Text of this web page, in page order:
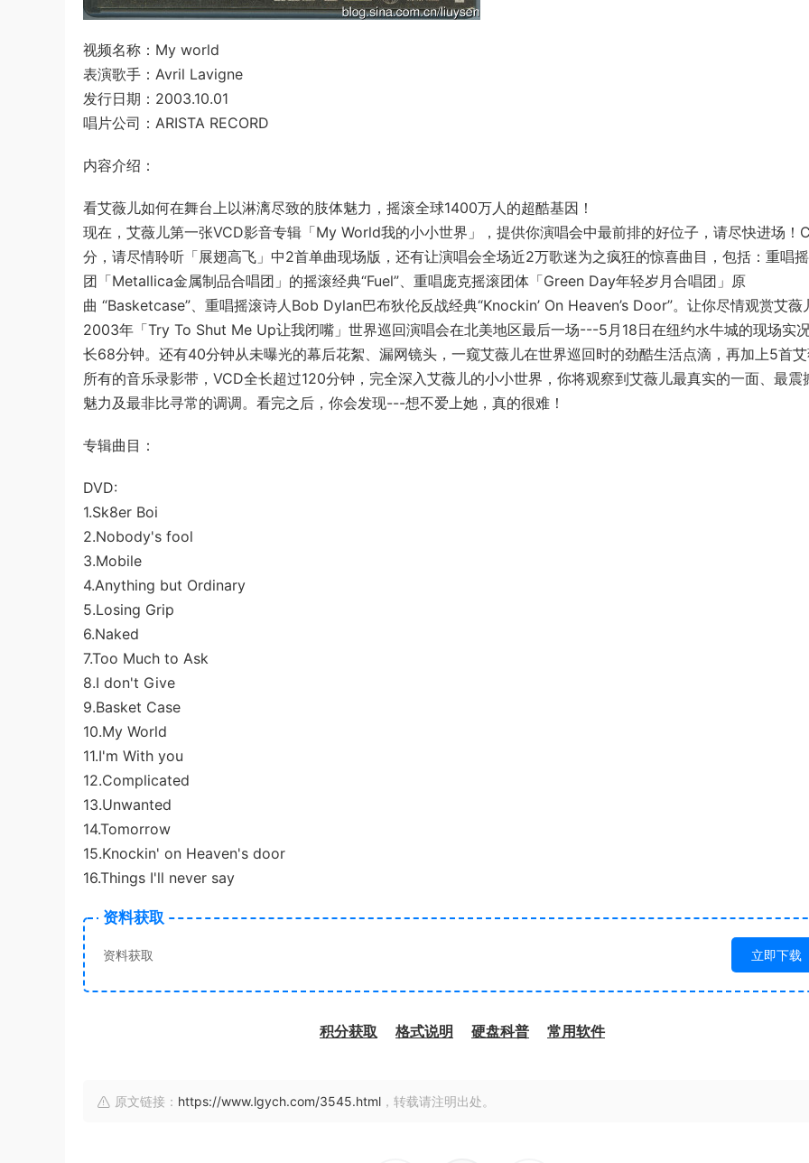
视频名称：My world
表演歌手：Avril Lavigne
发行日期：2003.10.01
唱片公司：ARISTA RECORD
内容介绍：
看艾薇儿如何在舞台上以淋漓尽致的肢体魅力，摇滚全球1400万人的超酷基因！
现在，艾薇儿第一张VCD影音专辑「My World我的小小世界」，提供你演唱会中最前排的好位子，请尽快进场！
分，请尽情聆听「展翅高飞」中2首单曲现场版，还有让演唱会全场近2万歌迷为之疯狂的惊喜曲目，包括：重唱
团「Metallica金属制品合唱团」的摇滚经典“Fuel”、重唱庞克摇滚团体「Green Day年轻岁月合唱团」原
曲 “Basketcase”、重唱摇滚诗人Bob Dylan巴布狄伦反战经典“Knockin’ On Heaven’s Door”。让你尽情观赏艾薇
2003年「Try To Shut Me Up让我闭嘴」世界巡回演唱会在北美地区最后一场---5月18日在纽约水牛城的现场实
长68分钟。还有40分钟从未曝光的幕后花絮、漏网镜头，一窥艾薇儿在世界巡回时的劲酷生活点滴，再加上5首
所有的音乐录影带，VCD全长超过120分钟，完全深入艾薇儿的小小世界，你将观察到艾薇儿最真实的一面、最震
魅力及最非比寻常的调调。看完之后，你会发现---想不爱上她，真的很难！
专辑曲目：
DVD:
1.Sk8er Boi
2.Nobody's fool
3.Mobile
4.Anything but Ordinary
5.Losing Grip
6.Naked
7.Too Much to Ask
8.I don't Give
9.Basket Case
10.My World
11.I'm With you
12.Complicated
13.Unwanted
14.Tomorrow
15.Knockin' on Heaven's door
16.Things I'll never say
资料获取
资料获取 立即下载
积分获取 格式说明 硬盘科普 常用软件
原文链接： https://www.lgych.com/3545.html ，转载请注明出处。